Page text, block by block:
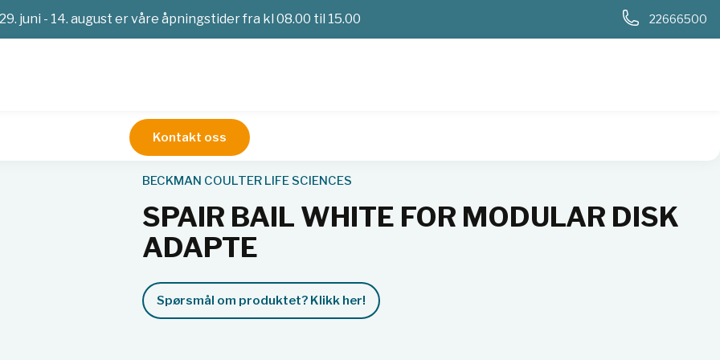
29. juni - 14. august er våre åpningstider fra kl 08.00 til 15.00 22666500
Kontakt oss
SPAIR BAIL WHITE FOR MODULAR DISK ADAPTE
BECKMAN COULTER LIFE SCIENCES
SPAIR BAIL WHITE FOR MODULAR DISK
ADAPTE
Spørsmål om produktet? Klikk her!